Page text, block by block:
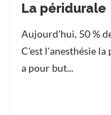
La péridurale
Aujourd'hui, 50 %
C'est l'anesthésie
a pour but...